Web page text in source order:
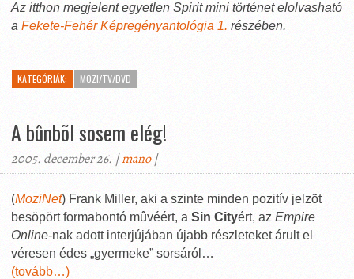
Az itthon megjelent egyetlen Spirit mini történet elolvasható
a Fekete-Fehér Képregényantológia 1. részében.
KATEGÓRIÁK: MOZI/TV/DVD
A bûnbõl sosem elég!
2005. december 26. |mano|
(MoziNet) Frank Miller, aki a szinte minden pozitív jelzõt
besöpört formabontó mûvéért, a Sin Cityért, az Empire
Online-nak adott interjújában újabb részleteket árult el
véresen édes „gyermeke” sorsáról…
(tovább…)